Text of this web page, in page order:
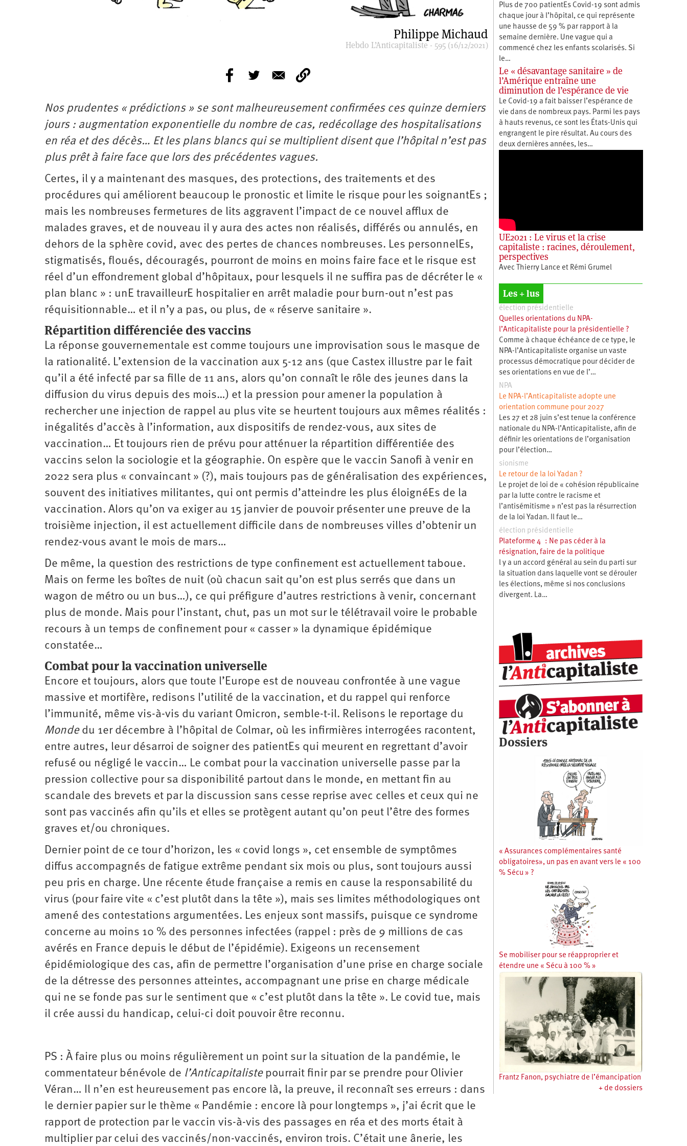
Philippe Michaud
Hebdo L’Anticapitaliste - 595 (16/12/2021)
Nos prudentes « prédictions » se sont malheureusement confirmées ces quinze derniers
jours : augmentation exponentielle du nombre de cas, redécollage des hospitalisations
en réa et des décès… Et les plans blancs qui se multiplient disent que l’hôpital n’est pas
plus prêt à faire face que lors des précédentes vagues.
Certes, il y a maintenant des masques, des protections, des traitements et des
procédures qui améliorent beaucoup le pronostic et limite le risque pour les soignantEs ;
mais les nombreuses fermetures de lits aggravent l’impact de ce nouvel afflux de
malades graves, et de nouveau il y aura des actes non réalisés, différés ou annulés, en
dehors de la sphère covid, avec des pertes de chances nombreuses. Les personnelEs,
stigmatisés, floués, découragés, pourront de moins en moins faire face et le risque est
réel d’un effondrement global d’hôpitaux, pour lesquels il ne suffira pas de décréter le «
plan blanc » : unE travailleurE hospitalier en arrêt maladie pour burn-out n’est pas
réquisitionnable… et il n’y a pas, ou plus, de « réserve sanitaire ».
Répartition différenciée des vaccins
La réponse gouvernementale est comme toujours une improvisation sous le masque de
la rationalité. L’extension de la vaccination aux 5-12 ans (que Castex illustre par le fait
qu’il a été infecté par sa fille de 11 ans, alors qu’on connaît le rôle des jeunes dans la
diffusion du virus depuis des mois…) et la pression pour amener la population à
rechercher une injection de rappel au plus vite se heurtent toujours aux mêmes réalités :
inégalités d’accès à l’information, aux dispositifs de rendez-vous, aux sites de
vaccination… Et toujours rien de prévu pour atténuer la répartition différentiée des
vaccins selon la sociologie et la géographie. On espère que le vaccin Sanofi à venir en
2022 sera plus « convaincant » (?), mais toujours pas de généralisation des expériences,
souvent des initiatives militantes, qui ont permis d’atteindre les plus éloignéEs de la
vaccination. Alors qu’on va exiger au 15 janvier de pouvoir présenter une preuve de la
troisième injection, il est actuellement difficile dans de nombreuses villes d’obtenir un
rendez-vous avant le mois de mars…
De même, la question des restrictions de type confinement est actuellement taboue.
Mais on ferme les boîtes de nuit (où chacun sait qu’on est plus serrés que dans un
wagon de métro ou un bus…), ce qui préfigure d’autres restrictions à venir, concernant
plus de monde. Mais pour l’instant, chut, pas un mot sur le télétravail voire le probable
recours à un temps de confinement pour « casser » la dynamique épidémique
constatée…
Combat pour la vaccination universelle
Encore et toujours, alors que toute l’Europe est de nouveau confrontée à une vague
massive et mortifère, redisons l’utilité de la vaccination, et du rappel qui renforce
l’immunité, même vis-à-vis du variant Omicron, semble-t-il. Relisons le reportage du
Mondedu 1er décembre à l’hôpital de Colmar, où les infirmières interrogées racontent,
entre autres, leur désarroi de soigner des patientEs qui meurent en regrettant d’avoir
refusé ou négligé le vaccin… Le combat pour la vaccination universelle passe par la
pression collective pour sa disponibilité partout dans le monde, en mettant fin au
scandale des brevets et par la discussion sans cesse reprise avec celles et ceux qui ne
sont pas vaccinés afin qu’ils et elles se protègent autant qu’on peut l’être des formes
graves et/ou chroniques.
Dernier point de ce tour d’horizon, les « covid longs », cet ensemble de symptômes
diffus accompagnés de fatigue extrême pendant six mois ou plus, sont toujours aussi
peu pris en charge. Une récente étude française a remis en cause la responsabilité du
virus (pour faire vite « c’est plutôt dans la tête »), mais ses limites méthodologiques ont
amené des contestations argumentées. Les enjeux sont massifs, puisque ce syndrome
concerne au moins 10 % des personnes infectées (rappel : près de 9 millions de cas
avérés en France depuis le début de l’épidémie). Exigeons un recensement
épidémiologique des cas, afin de permettre l’organisation d’une prise en charge sociale
de la détresse des personnes atteintes, accompagnant une prise en charge médicale
qui ne se fonde pas sur le sentiment que « c’est plutôt dans la tête ». Le covid tue, mais
il crée aussi du handicap, celui-ci doit pouvoir être reconnu.
PS : À faire plus ou moins régulièrement un point sur la situation de la pandémie, le
commentateur bénévole de l’Anticapitalistepourrait finir par se prendre pour Olivier
Véran… Il n’en est heureusement pas encore là, la preuve, il reconnaît ses erreurs : dans
le dernier papier sur le thème « Pandémie : encore là pour longtemps », j’ai écrit que le
rapport de protection par le vaccin vis-à-vis des passages en réa et des morts était à
multiplier par celui des vaccinés/non-vaccinés, environ trois. C’était une ânerie, les
Plus de 700 patientEs Covid-19 sont admis
chaque jour à l’hôpital, ce qui représente
une hausse de 59 % par rapport à la
semaine dernière. Une vague qui a
commencé chez les enfants scolarisés. Si
le…
Le « désavantage sanitaire » de
l’Amérique entraîne une
diminution de l’espérance de vie
Le Covid-19 a fait baisser l’espérance de
vie dans de nombreux pays. Parmi les pays
à hauts revenus, ce sont les États-Unis qui
engrangent le pire résultat. Au cours des
deux dernières années, les…
UE2021 : Le virus et la crise
capitaliste : racines, déroulement,
perspectives
Avec Thierry Lance et Rémi Grumel
Les + lus
élection présidentielle
Quelles orientations du NPA-
l’Anticapitaliste pour la présidentielle ?
Comme à chaque échéance de ce type, le
NPA-l’Anticapitaliste organise un vaste
processus démocratique pour décider de
ses orientations en vue de l’…
NPA
Le NPA-l’Anticapitaliste adopte une
orientation commune pour 2027
Les 27 et 28 juin s’est tenue la conférence
nationale du NPA-l’Anticapitaliste, afin de
définir les orientations de l’organisation
pour l’élection…
sionisme
Le retour de la loi Yadan ?
Le projet de loi de « cohésion républicaine
par la lutte contre le racisme et
l’antisémitisme » n’est pas la résurrection
de la loi Yadan. Il faut le…
élection présidentielle
Plateforme 4 : Ne pas céder à la
résignation, faire de la politique
l y a un accord général au sein du parti sur
la situation dans laquelle vont se dérouler
les élections, même si nos conclusions
divergent. La…
Dossiers
« Assurances complémentaires santé
obligatoires», un pas en avant vers le « 100
% Sécu » ?
Se mobiliser pour se réapproprier et
étendre une « Sécu à 100 % »
Frantz Fanon, psychiatre de l’émancipation
+ de dossiers